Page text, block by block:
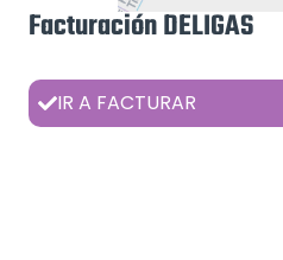
Facturación DELIGAS
IR A FACTURAR